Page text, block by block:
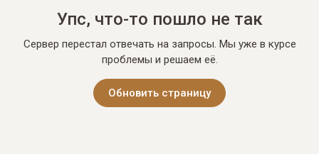
Упс, что-то пошло не так
Сервер перестал отвечать на запросы. Мы уже в курсе
проблемы и решаем её.
Обновить страницу